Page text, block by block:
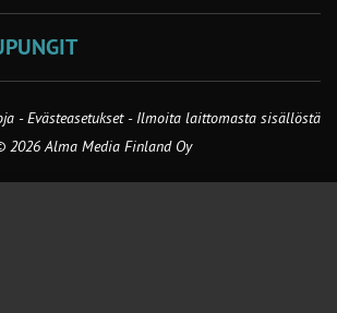
-Evästeasetukset- Ilmoita laittomasta sisällöstä
2026 Alma Media Finland Oy